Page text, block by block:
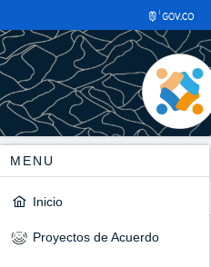
MENU
Inicio
Proyectos de Acuerdo